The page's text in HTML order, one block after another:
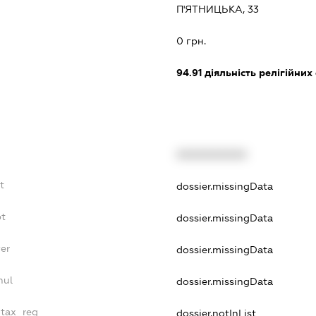
П'ЯТНИЦЬКА, 33
0 грн.
94.91діяльність релігійних
dossier.missingData
dossier.missingData
dossier.missingData
dossier.missingData
dossier.notInList